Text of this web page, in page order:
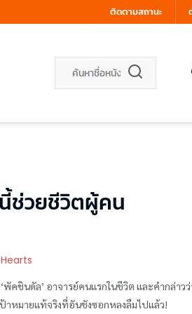
ติดตามสถานะ
นี้ช่วยชีวิตผู้คน
Hearts
คชินดัล’ อาจารย์คนแรกในชีวิต และคำกล่าวว่า
าหมายแท้จริงที่อันชังซอกหลงลืมไปแล้ว!